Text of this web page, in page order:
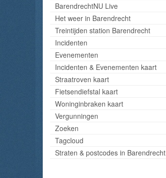
BarendrechtNU Live
Het weer in Barendrecht
Treintijden station Barendrecht
Incidenten
Evenementen
Incidenten & Evenementen kaart
Straatroven kaart
Fietsendiefstal kaart
Woninginbraken kaart
Vergunningen
Zoeken
Tagcloud
Straten & postcodes in Barendrecht